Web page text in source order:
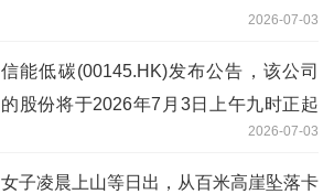
2026-07-03
信能低碳(00145.HK)发布公告，该公司
的股份将于2026年7月3日上午九时正起
2026-07-03
女子凌晨上山等日出，从百米高崖坠落卡